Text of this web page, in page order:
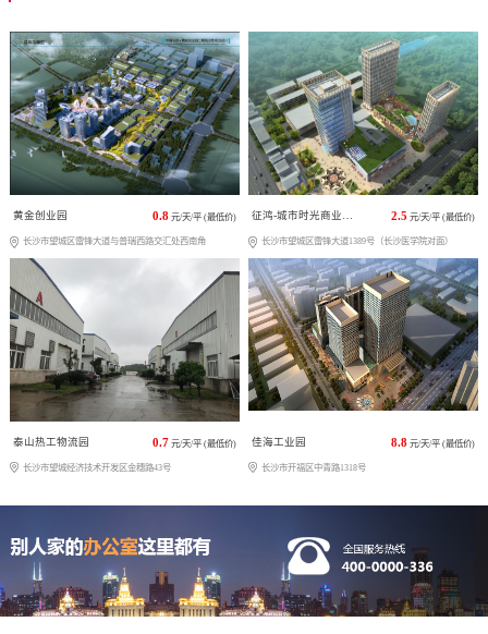
黄金创业园 0.8 元/天/平 (最低价)
长沙市望城区雷锋大道与普瑞西路交汇处西南角
征鸿-城市时光商业广场 2.5 元/天/平 (最低价)
长沙市望城区雷锋大道1389号（长沙医学院对面）
泰山热工物流园 0.7 元/天/平 (最低价)
长沙市望城经济技术开发区金穗路43号
佳海工业园 8.8 元/天/平 (最低价)
长沙市开福区中青路1318号